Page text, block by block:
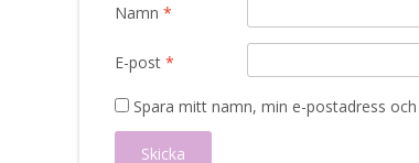
Namn *
E-post *
Spara mitt namn, min e-postadress